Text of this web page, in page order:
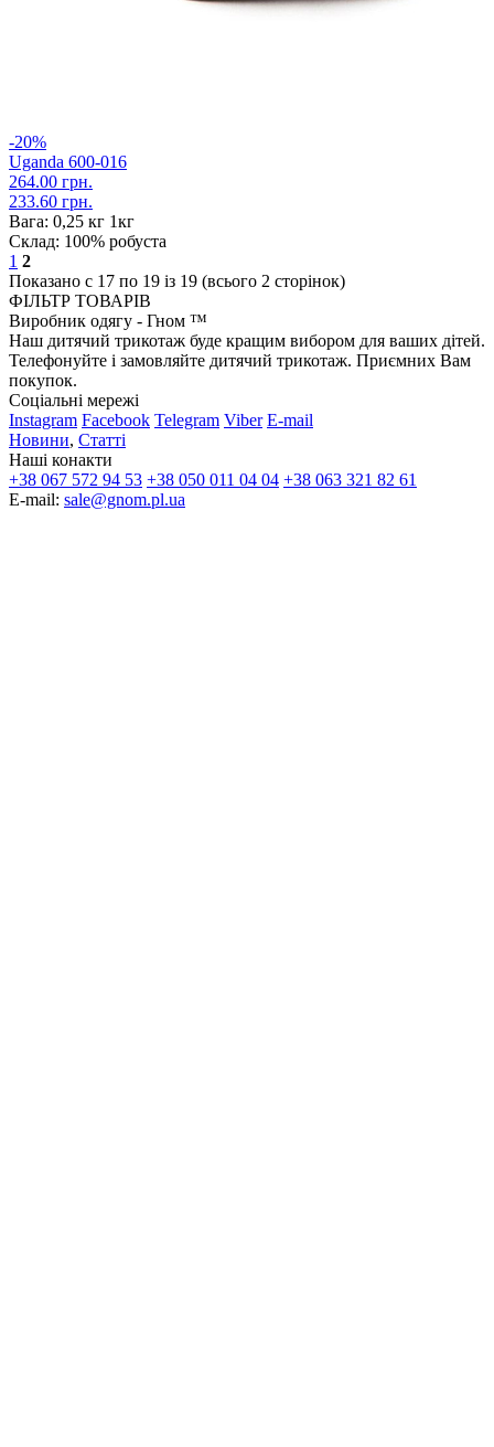
-20%
Uganda 600-016
264.00 грн.
233.60 грн.
Вага: 0,25 кг 1кг
Склад: 100% робуста
1 2
Показано с 17 по 19 із 19 (всього 2 сторінок)
ФІЛЬТР ТОВАРІВ
Виробник одягу - Гном ™
Наш дитячий трикотаж буде кращим вибором для ваших дітей.
Телефонуйте і замовляйте дитячий трикотаж. Приємних Вам
покупок.
Соціальні мережі
Instagram Facebook Telegram Viber E-mail
Новини, Статті
Наші конакти
+38 067 572 94 53 +38 050 011 04 04 +38 063 321 82 61
E-mail: sale@gnom.pl.ua